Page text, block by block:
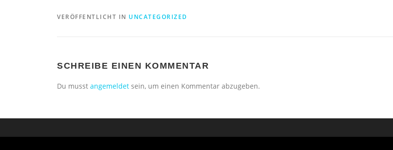
VERÖFFENTLICHT IN UNCATEGORIZED
SCHREIBE EINEN KOMMENTAR
Du musst angemeldet sein, um einen Kommentar abzugeben.